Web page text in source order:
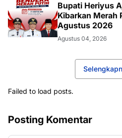
Bupati Heriyus
Kibarkan Merah
Agustus 2026
Agustus 04, 2026
Failed to load posts.
Posting Komentar